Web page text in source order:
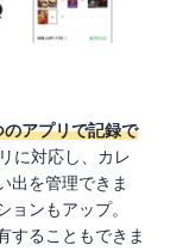
アプリで記録で
に対応し、カレ
出を管理できま
ンもアップ。
することもできま